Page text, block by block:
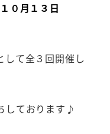
月１３日
して全３回開催し
しております♪